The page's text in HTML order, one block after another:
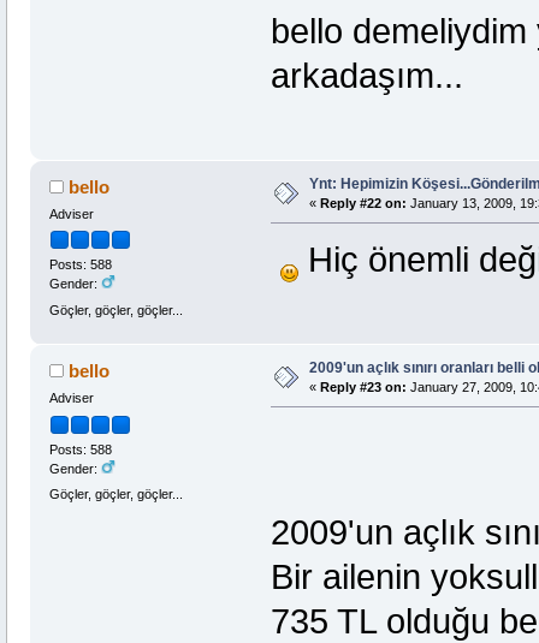
bello demeliydim
arkadaşım...
bello
Adviser
Posts: 588
Gender:
Göçler, göçler, göçler...
Ynt: Hepimizin
« Reply #22 on: January 13, 2009,
Hiç önemli
bello
Adviser
Posts: 588
Gender:
Göçler, göçler, göçler...
2009'un açlık sınırı oranları belli
« Reply #23 on: January 27, 2009,
2009'un açlık
Bir ailenin
735 TL olduğu